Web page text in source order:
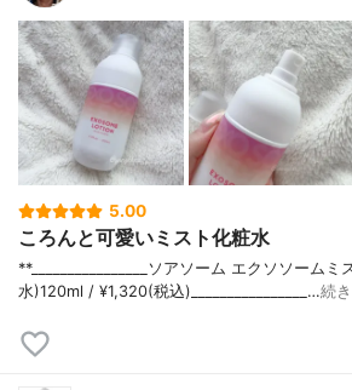
5.00
ころんと可愛いミスト化粧水
**⁡________________⁡ソアソーム ⁡エクソソーム
水)120ml / ¥1,320(税込)________________…続